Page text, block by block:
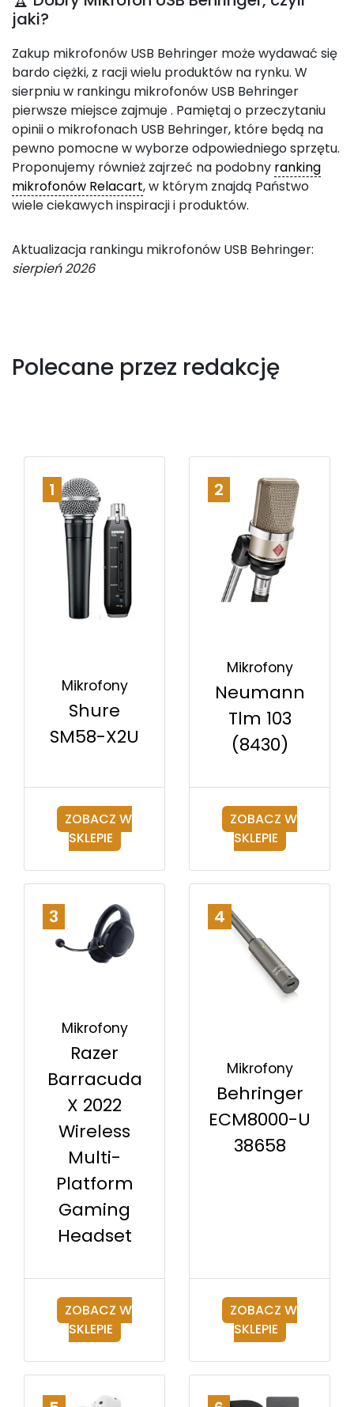
jaki?
Zakup mikrofonów USB Behringer może wydawać się
bardo ciężki, z racji wielu produktów na rynku. W
sierpniu w rankingu mikrofonów USB Behringer
pierwsze miejsce zajmuje. Pamiętaj o przeczytaniu
opinii o mikrofonach USB Behringer, które będą na
pewno pomocne w wyborze odpowiedniego sprzętu.
Proponujemy również zajrzeć na podobny ranking
mikrofonów Relacart, w którym znajdą Państwo
wiele ciekawych inspiracji i produktów.
Aktualizacja rankingu mikrofonów USB Behringer:
sierpień 2026
Polecane przez redakcję
1
Mikrofony
Shure
SM58-X2U
ZOBACZ W
SKLEPIE
2
Mikrofony
Neumann
Tlm 103
(8430)
ZOBACZ W
SKLEPIE
3
Mikrofony
Razer
Barracuda
X 2022
Wireless
Multi-
Platform
Gaming
Headset
ZOBACZ W
SKLEPIE
4
Mikrofony
Behringer
ECM8000-U
38658
ZOBACZ W
SKLEPIE